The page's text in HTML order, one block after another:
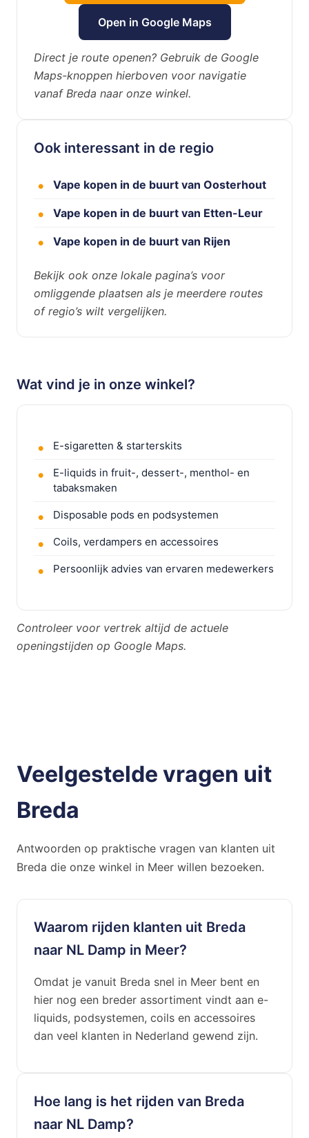
Open in Google Maps
Direct je route openen? Gebruik de Google
Maps-knoppen hierboven voor navigatie
vanaf Breda naar onze winkel.
Ook interessant in de regio
Vape kopen in de buurt van Oosterhout
Vape kopen in de buurt van Etten-Leur
Vape kopen in de buurt van Rijen
Bekijk ook onze lokale pagina’s voor
omliggende plaatsen als je meerdere routes
of regio’s wilt vergelijken.
Wat vind je in onze winkel?
E-sigaretten & starterskits
E-liquids in fruit-, dessert-, menthol- en
tabaksmaken
Disposable pods en podsystemen
Coils, verdampers en accessoires
Persoonlijk advies van ervaren medewerkers
Controleer voor vertrek altijd de actuele
openingstijden op Google Maps.
Veelgestelde vragen uit
Breda
Antwoorden op praktische vragen van klanten uit
Breda die onze winkel in Meer willen bezoeken.
Waarom rijden klanten uit Breda
naar NL Damp in Meer?
Omdat je vanuit Breda snel in Meer bent en
hier nog een breder assortiment vindt aan e-
liquids, podsystemen, coils en accessoires
dan veel klanten in Nederland gewend zijn.
Hoe lang is het rijden van Breda
naar NL Damp?